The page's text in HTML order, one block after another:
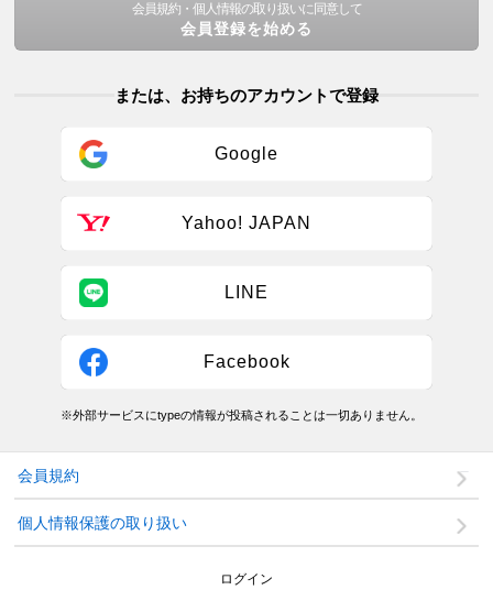
会員規約・個人情報の取り扱いに同意して
会員登録を始める
または、お持ちのアカウントで登録
Google
Yahoo! JAPAN
LINE
Facebook
※外部サービスにtypeの情報が投稿されることは一切ありません。
会員規約
個人情報保護の取り扱い
ログイン